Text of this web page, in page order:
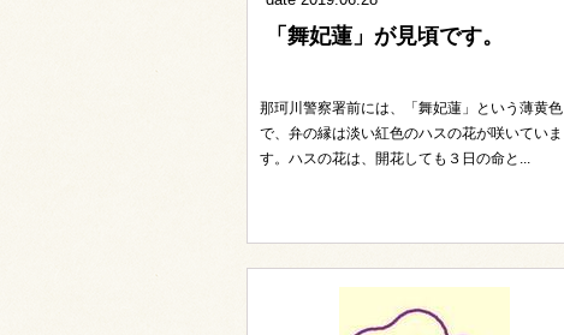
「舞妃蓮」が見頃です。
那珂川警察署前には、「舞妃蓮」という薄黄色
で、弁の縁は淡い紅色のハスの花が咲いていま
す。ハスの花は、開花しても３日の命と...